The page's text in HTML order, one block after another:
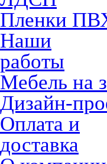
Пленки
Наши
работы
Мебель на
Дизайн-
Оплата и
доставка